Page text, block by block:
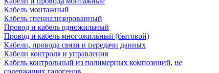
Кабель монтажный
Кабель специализированный
Провод и кабель одножильный
Провод и кабель многожильный (бытовой)
Кабели, провода связи и передачи данных
Кабели контроля и управления
Кабель контрольный из полимерных композиций, не
содержащих галогенов